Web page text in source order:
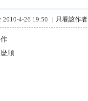
2010-4-26 19:50 | 只看該作者
順